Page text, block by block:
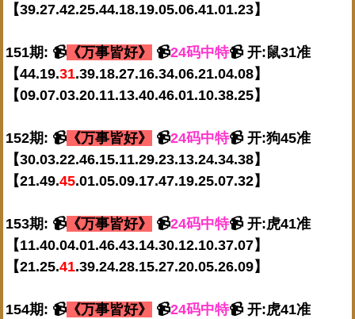
【39.27.42.25.44.18.19.05.06.41.01.23】
151期: 📹 《万事皆好》 📹24码中特📹 开:鼠31准
【44.19.31.39.18.27.16.34.06.21.04.08】
【09.07.03.20.11.13.40.46.01.10.38.25】
152期: 📹 《万事皆好》 📹24码中特📹 开:狗45准
【30.03.22.46.15.11.29.23.13.24.34.38】
【21.49.45.01.05.09.17.47.19.25.07.32】
153期: 📹 《万事皆好》 📹24码中特📹 开:虎41准
【11.40.04.01.46.43.14.30.12.10.37.07】
【21.25.41.39.24.28.15.27.20.05.26.09】
154期: 📹 《万事皆好》 📹24码中特📹 开:虎41准